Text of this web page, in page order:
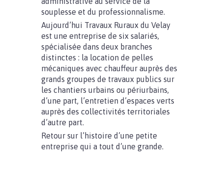
souplesse et du professionnalisme.
Aujourd’hui Travaux Ruraux du Velay
est une entreprise de six salariés,
spécialisée dans deux branches
distinctes : la location de pelles
mécaniques avec chauffeur auprès des
grands groupes de travaux publics sur
les chantiers urbains ou périurbains,
d’une part, l’entretien d’espaces verts
auprès des collectivités territoriales
d’autre part.
Retour sur l’histoire d’une petite
entreprise qui a tout d’une grande.